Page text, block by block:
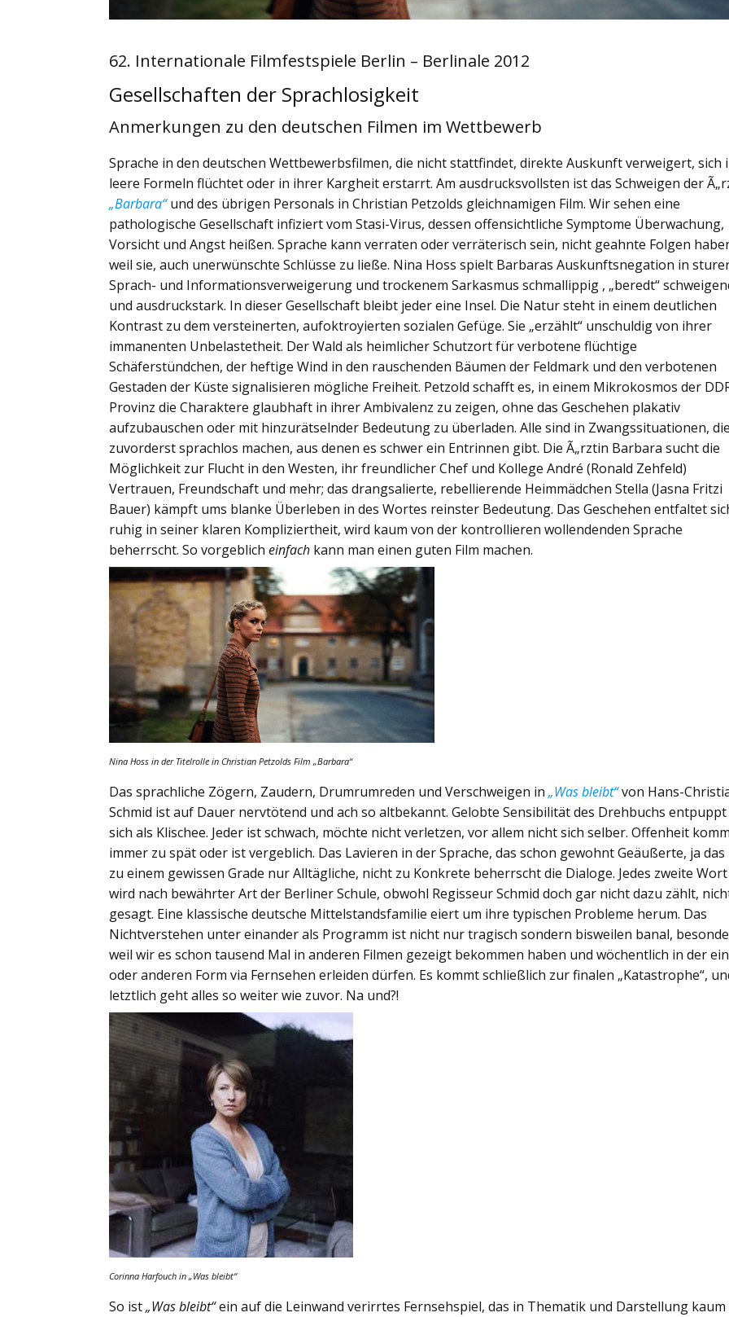
62. Internationale Filmfestspiele Berlin – Berlinale 2012
Gesellschaften der Sprachlosigkeit
Anmerkungen zu den deutschen Filmen im Wettbewerb
Sprache in den deutschen Wettbewerbsfilmen, die nicht stattfindet, direkte Auskunft verweigert, sich
leere Formeln flüchtet oder in ihrer Kargheit erstarrt. Am ausdrucksvollsten ist das Schweigen der
„Barbara“und des übrigen Personals in Christian Petzolds gleichnamigen Film. Wir sehen eine
pathologische Gesellschaft infiziert vom Stasi-Virus, dessen offensichtliche Symptome Überwachung,
Vorsicht und Angst heißen. Sprache kann verraten oder verräterisch sein, nicht geahnte Folgen
weil sie, auch unerwünschte Schlüsse zu ließe. Nina Hoss spielt Barbaras Auskunftsnegation in
Sprach- und Informationsverweigerung und trockenem Sarkasmus schmallippig , „beredt“
und ausdruckstark. In dieser Gesellschaft bleibt jeder eine Insel. Die Natur steht in einem deutlichen
Kontrast zu dem versteinerten, aufoktroyierten sozialen Gefüge. Sie „erzählt“ unschuldig von ihrer
immanenten Unbelastetheit. Der Wald als heimlicher Schutzort für verbotene flüchtige
Schäferstündchen, der heftige Wind in den rauschenden Bäumen der Feldmark und den verbotenen
Gestaden der Küste signalisieren mögliche Freiheit. Petzold schafft es, in einem Mikrokosmos der
Provinz die Charaktere glaubhaft in ihrer Ambivalenz zu zeigen, ohne das Geschehen plakativ
aufzubauschen oder mit hinzurätselnder Bedeutung zu überladen. Alle sind in Zwangssituationen,
zuvorderst sprachlos machen, aus denen es schwer ein Entrinnen gibt. Die Ã„rztin Barbara sucht die
Möglichkeit zur Flucht in den Westen, ihr freundlicher Chef und Kollege André (Ronald Zehfeld)
Vertrauen, Freundschaft und mehr; das drangsalierte, rebellierende Heimmädchen Stella (Jasna Fritzi
Bauer) kämpft ums blanke Überleben in des Wortes reinster Bedeutung. Das Geschehen entfaltet
ruhig in seiner klaren Kompliziertheit, wird kaum von der kontrollieren wollendenden Sprache
beherrscht. So vorgeblicheinfach kann man einen guten Film machen.
Nina Hoss in der Titelrolle in Christian Petzolds Film„Barbara“
Das sprachliche Zögern, Zaudern, Drumrumreden und Verschweigen in„Was bleibt“von Hans-
Schmid ist auf Dauer nervtötend und ach so altbekannt. Gelobte Sensibilität des Drehbuchs entpuppt
sich als Klischee. Jeder ist schwach, möchte nicht verletzen, vor allem nicht sich selber. Offenheit
immer zu spät oder ist vergeblich. Das Lavieren in der Sprache, das schon gewohnt Geäußerte, ja das
zu einem gewissen Grade nur Alltägliche, nicht zu Konkrete beherrscht die Dialoge. Jedes zweite Wort
wird nach bewährter Art der Berliner Schule, obwohl Regisseur Schmid doch gar nicht dazu zählt,
gesagt. Eine klassische deutsche Mittelstandsfamilie eiert um ihre typischen Probleme herum. Das
Nichtverstehen unter einander als Programm ist nicht nur tragisch sondern bisweilen banal,
weil wir es schon tausend Mal in anderen Filmen gezeigt bekommen haben und wöchentlich in der
oder anderen Form via Fernsehen erleiden dürfen. Es kommt schließlich zur finalen „Katastrophe“,
letztlich geht alles so weiter wie zuvor. Na und?!
Corinna Harfouch in„Was bleibt“
So ist„Was bleibt“ein auf die Leinwand verirrtes Fernsehspiel, das in Thematik und Darstellung kaum